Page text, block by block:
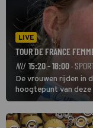
LIVE
TOUR DE FRANCE
NU 15:20 - 18:00 ·
De vrouwen rijden in
hoogtepunt van
finishten de vrouwen
buitencategorie. De